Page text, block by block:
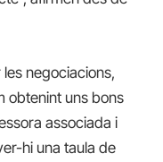
negociacions,
obtenint uns bons
associada i
hi una taula de